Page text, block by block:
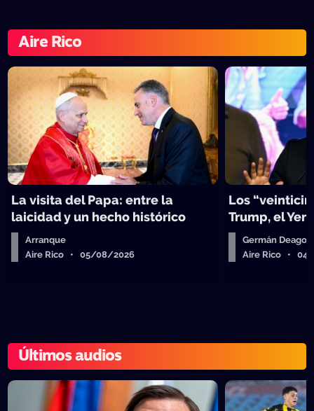
Aire Rico
La visita del Papa: entre la
laicidad y un hecho histórico
Arranque
Aire Rico • 05/08/2026
Los
Trump, el
Germán
Aire Rico •
Últimos audios